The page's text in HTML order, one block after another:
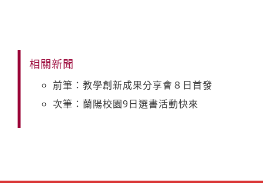
相關新聞
前筆：教學創新成果分享會８日首發
次筆：蘭陽校園9日選書活動快來